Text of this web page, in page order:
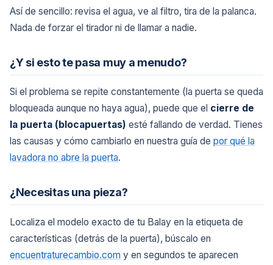
Así de sencillo: revisa el agua, ve al filtro, tira de la palanca.
Nada de forzar el tirador ni de llamar a nadie.
¿Y si esto te pasa muy a menudo?
Si el problema se repite constantemente (la puerta se queda
bloqueada aunque no haya agua), puede que el cierre de
la puerta (blocapuertas) esté fallando de verdad. Tienes
las causas y cómo cambiarlo en nuestra guía de por qué la
lavadora no abre la puerta.
¿Necesitas una pieza?
Localiza el modelo exacto de tu Balay en la etiqueta de
características (detrás de la puerta), búscalo en
encuentraturecambio.com y en segundos te aparecen